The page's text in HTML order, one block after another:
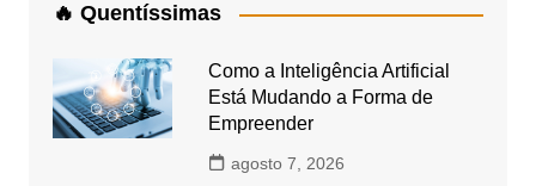
🔥 Quentíssimas
Como a Inteligência Artificial
Está Mudando a Forma de
Empreender
agosto 7, 2026